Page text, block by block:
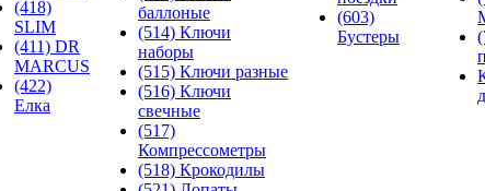
(418)
SLIM
(411) DR
MARCUS
(422)
Елка
баллоные
(514) Ключи
наборы
(515) Ключи разные
(516) Ключи
свечные
(517)
Компрессометры
(518) Крокодилы
(603)
Бустеры